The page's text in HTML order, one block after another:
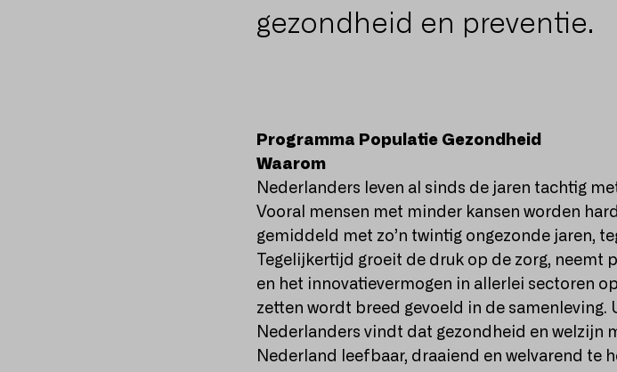
gezondheid en preventie.
Programma Populatie Gezondheid
Waarom
Nederlanders leven al sinds de jaren tachtig
Vooral mensen met minder kansen worden
gemiddeld met zo’n twintig ongezonde jaren,
Tegelijkertijd groeit de druk op de zorg,
en het innovatievermogen in allerlei sectoren
zetten wordt breed gevoeld in de
Nederlanders vindt dat gezondheid en welzijn
Nederland leefbaar, draaiend en welvarend te